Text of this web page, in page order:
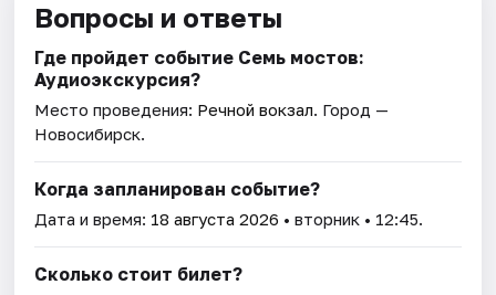
Вопросы и ответы
Где пройдет событие Семь мостов:
Аудиоэкскурсия?
Место проведения: Речной вокзал. Город —
Новосибирск.
Когда запланирован событие?
Дата и время: 18 августа 2026 • вторник • 12:45.
Сколько стоит билет?